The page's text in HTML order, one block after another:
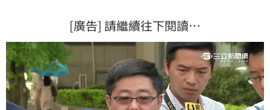
[廣告] 請繼續往下閱讀…